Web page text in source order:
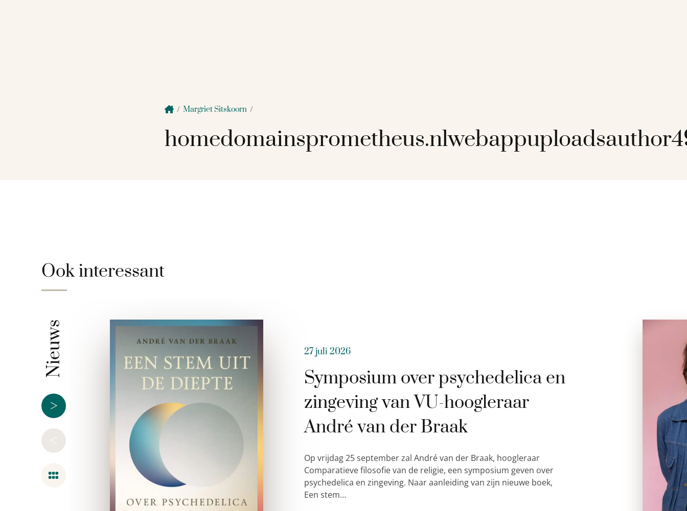
/ Margriet Sitskoorn /
Ook interessant
Nieuws
>
<
27 juli 2026
Symposium over psychedelica en
zingeving van VU-hoogleraar
André van der Braak
Op vrijdag 25 september zal André van der Braak, hoogleraar
Comparatieve filosofie van de religie, een symposium geven over
psychedelica en zingeving. Naar aanleiding van zijn nieuwe boek,
Een stem…